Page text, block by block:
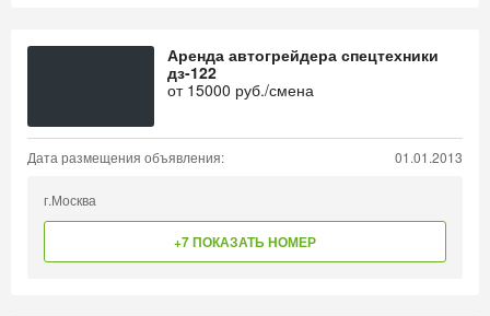
Аренда автогрейдера спецтехники
дз-122
от 15000 руб./смена
Дата размещения объявления: 01.01.2013
г.Москва
+7 ПОКАЗАТЬ НОМЕР